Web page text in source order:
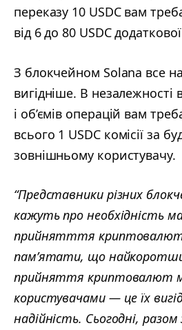
переказу 10 USDC вам
від 6 до 80 USDC додаткової
З блокчейном Solana все
вигідніше. В незалежності
і об’ємів операцій вам
всього 1 USDC комісії за
зовнішньому користувачу.
“Представники різних
кажуть про необхідність
прийнятття
пам’ятати, що
прийняття криптовалют
користувачами — це їх
надійність. Сьогодні,